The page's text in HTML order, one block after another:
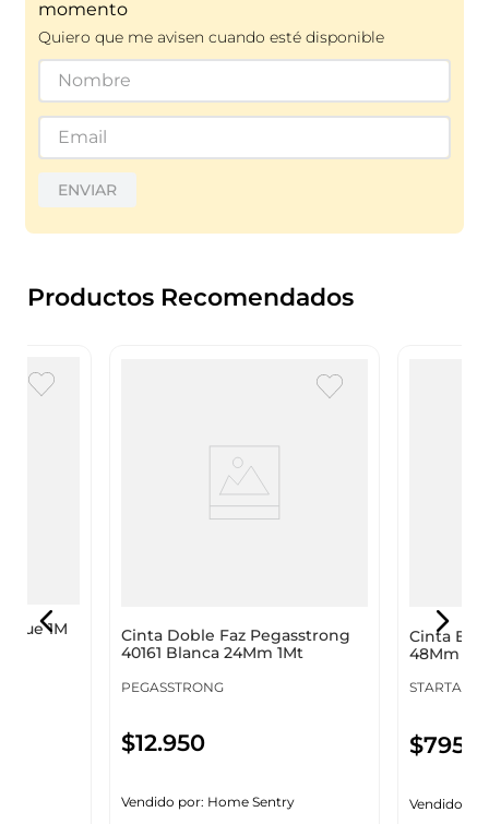
momento
Quiero que me avisen cuando esté disponible
ENVIAR
Productos Recomendados
1M
Cinta Doble Faz Pegasstrong
40161 Blanca 24Mm 1Mt
PEGASSTRONG
$12.950
Vendido por: Home Sentry
Cinta
48Mm
STARTAPE
$7950
Vendido